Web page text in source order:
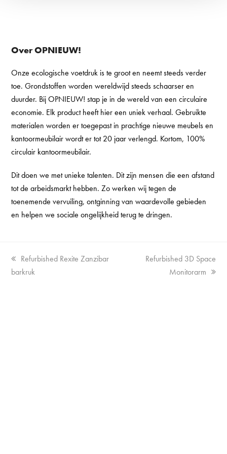
Over OPNIEUW!
Onze ecologische voetdruk is te groot en neemt steeds verder
toe. Grondstoffen worden wereldwijd steeds schaarser en
duurder. Bij OPNIEUW! stap je in de wereld van een circulaire
economie. Elk product heeft hier een uniek verhaal. Gebruikte
materialen worden er toegepast in prachtige nieuwe meubels en
kantoormeubilair wordt er tot 20 jaar verlengd. Kortom, 100%
circulair kantoormeubilair.
Dit doen we met unieke talenten. Dit zijn mensen die een afstand
tot de arbeidsmarkt hebben. Zo werken wij tegen de
toenemende vervuiling, ontginning van waardevolle gebieden
en helpen we sociale ongelijkheid terug te dringen.
Vorige
tab:
Refurbished Rexite Zanzibar
barkruk
next
Refurbished 3D Space
Monitorarm